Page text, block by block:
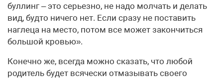
буллинг – это серьезно, не надо молчать и делать
вид, будто ничего нет. Если сразу не поставить
наглеца на место, потом все может закончиться
большой кровью».
Конечно же, всегда можно сказать, что любой
родитель будет всячески отмазывать своего